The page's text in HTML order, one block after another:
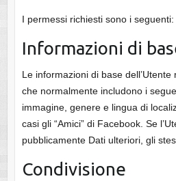
I permessi richiesti sono i seguenti:
Informazioni di
Le informazioni di base
che normalmente includono i
immagine, genere e lingua di
casi gli “Amici” di Facebook. Se
pubblicamente Dati ulteriori, gli
Condivisione